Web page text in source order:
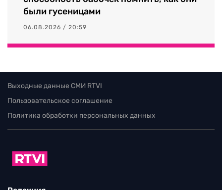
были гусеницами
06.08.2026 / 20:59
Выходные данные СМИ RTVI
Пользовательское соглашение
Политика обработки персональных данных